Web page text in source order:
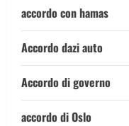
accordo con hamas
Accordo dazi auto
Accordo di governo
accordo di Oslo